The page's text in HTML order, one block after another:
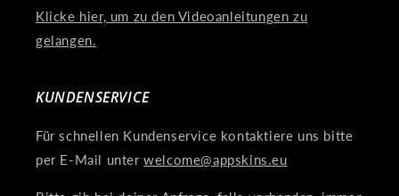
Klicke hier, um zu den Videoanleitungen zu
gelangen.
KUNDENSERVICE
Für schnellen Kundenservice kontaktiere uns bitte
per E-Mail unterwelcome@appskins.eu